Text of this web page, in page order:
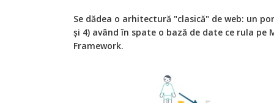
Se dădea o arhitectură "clasică" de web: un
şi 4) având în spate o bază de date ce rula pe
Framework.